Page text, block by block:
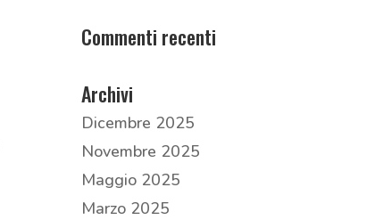
Commenti recenti
Archivi
Dicembre 2025
Novembre 2025
Maggio 2025
Marzo 2025